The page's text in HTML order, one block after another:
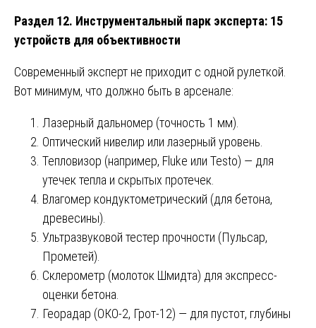
Раздел 12. Инструментальный парк эксперта: 15
устройств для объективности
Современный эксперт не приходит с одной рулеткой.
Вот минимум, что должно быть в арсенале:
Лазерный дальномер (точность 1 мм).
Оптический нивелир или лазерный уровень.
Тепловизор (например, Fluke или Testo) — для
утечек тепла и скрытых протечек.
Влагомер кондуктометрический (для бетона,
древесины).
Ультразвуковой тестер прочности (Пульсар,
Прометей).
Склерометр (молоток Шмидта) для экспресс-
оценки бетона.
Георадар (ОКО-2, Грот-12) — для пустот, глубины